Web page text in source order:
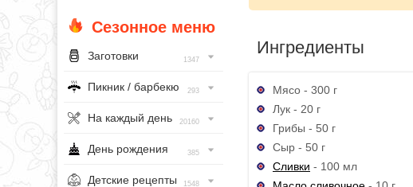
Сезонное меню
Заготовки 1347
Пикник / барбекю 293
На каждый день 20160
День рождения 385
Детские рецепты 1548
Ингредиенты
Мясо - 300 г
Лук - 20 г
Грибы - 50 г
Сыр - 50 г
Сливки - 100 мл